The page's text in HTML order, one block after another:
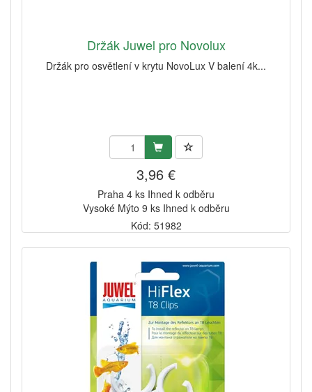
Držák Juwel pro Novolux
Držák pro osvětlení v krytu NovoLux V balení 4k...
3,96 €
Praha 4 ks Ihned k odběru
Vysoké Mýto 9 ks Ihned k odběru
Kód: 51982